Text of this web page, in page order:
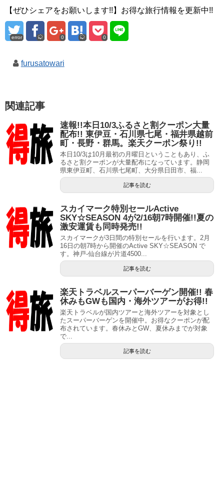
【ぜひシェアをお願いします!!】お得な旅行情報を更新中!!
error 0 0
furusatowari
関連記事
速報!!本日10/3ふるさと割クーポン大量
配布!! 東伊豆・石川県七尾・福井県越前
町・長野・群馬。楽天クーポン祭り!!
本日10/3は10月最初の月曜日ということもあり、ふ
るさと割クーポンが大量配布になっています。静岡
県東伊豆町、石川県七尾町、大分県日田市、福...
記事を読む
スカイマーク特別セールActive
SKY☆SEASON 4が2/16朝7時開催!!夏の
激安運賃も同時発売!!
スカイマークが3日間の特別セールを行います。2月
16日の朝7時から開催のActive SKY☆SEASON で
す。神戸-仙台線が片道4500...
記事を読む
楽天トラベルスーパーバーゲン開催!! 春
休みもGWも国内・海外ツアーがお得!!
楽天トラベルが国内ツアーと海外ツアーを対象とし
たスーパーバーゲンを開催中。お得なクーポンが配
布されています。春休みとGW、夏休みまでが対象
で...
記事を読む